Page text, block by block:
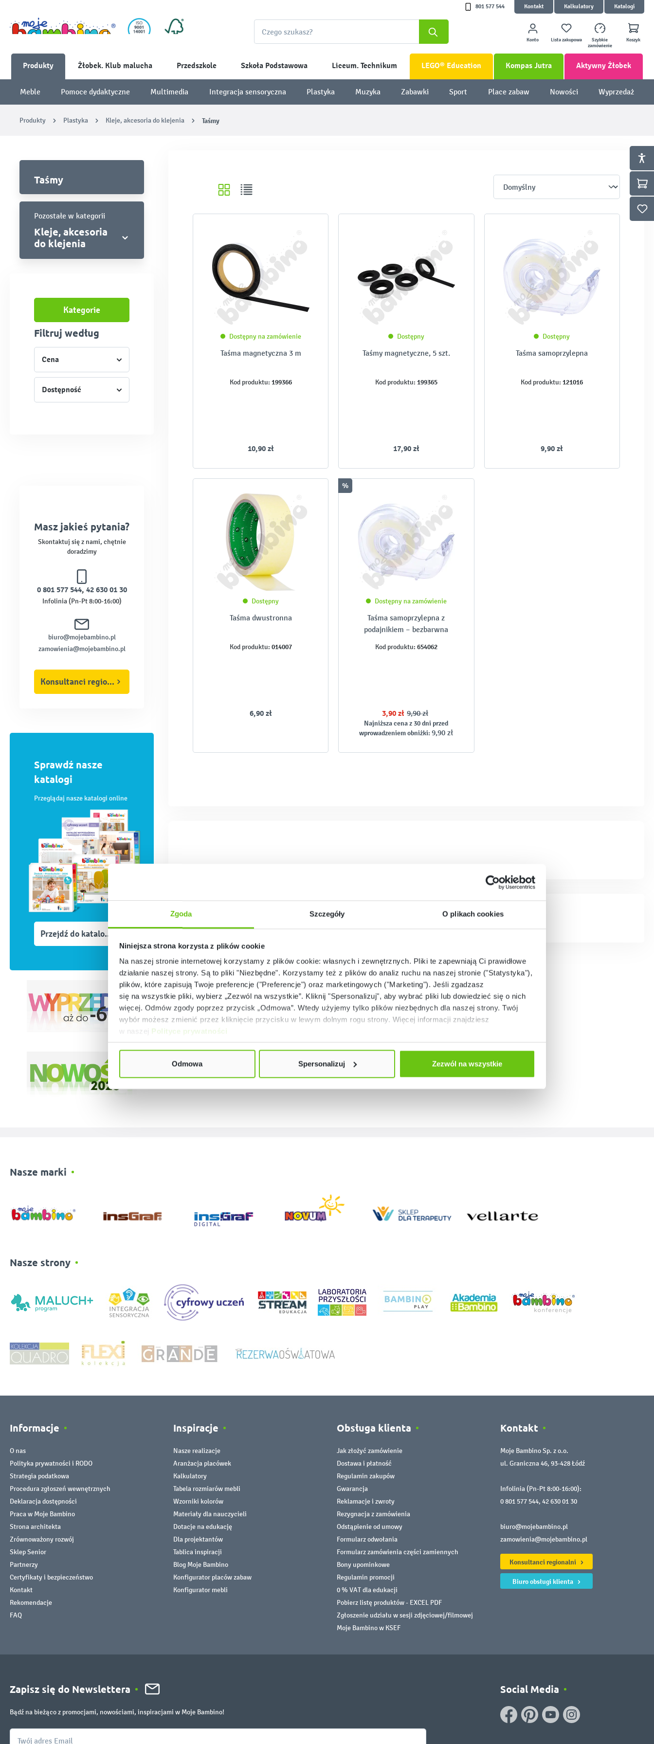
Zgoda Szczegóły O plikach cookies
Niniejsza strona korzysta z plików cookie
Na naszej stronie internetowej korzystamy z plików cookie: własnych i zewnętrznych. Pliki te zapewniają Ci prawidłowe
działanie naszej strony. Są to pliki "Niezbędne". Korzystamy też z plików do analiz ruchu na naszej stronie ("Statystyka"),
plików, które zapisują Twoje preferencje ("Preferencje") oraz marketingowych ("Marketing"). Jeśli zgadzasz
się na wszystkie pliki, wybierz „Zezwól na wszystkie”. Kliknij "Spersonalizuj", aby wybrać pliki lub dowiedzieć się o nich
więcej. Odmów zgody poprzez przycisk „Odmowa”. Wtedy użyjemy tylko plików niezbędnych dla naszej strony. Twój
wybór możesz zmienić przez kliknięcie przycisku w lewym dolnym rogu strony. Więcej informacji znajdziesz
w naszej Polityce prywatności
Odmowa Spersonalizuj Zezwól na wszystkie
801 577 544 Kontakt Kalkulatory Katalogi
Konto Lista zakupowa
Szybkie
zamówienie
Koszyk
Produkty Żłobek. Klub malucha Przedszkole Szkoła Podstawowa Liceum. Technikum LEGO® Education Kompas Jutra Aktywny Żłobek
Meble Pomoce dydaktyczne Multimedia Integracja sensoryczna Plastyka Muzyka Zabawki Sport Place zabaw Nowości Wyprzedaż
Produkty Plastyka Kleje, akcesoria do klejenia Taśmy
Taśmy
Pozostałe w kategorii
Kleje, akcesoria
do klejenia
Kategorie
Filtruj według
Cena
Dostępność
Masz jakieś pytania?
Skontaktuj się z nami, chętnie
doradzimy
0 801 577 544, 42 630 01 30
Infolinia (Pn-Pt 8:00-16:00)
biuro@mojebambino.pl
zamowienia@mojebambino.pl
Konsultanci regionalni
Sprawdź nasze
katalogi
Przeglądaj nasze katalogi online
Przejdź do katalogów
Dostępny na zamówienie
Taśma magnetyczna 3 m
Kod produktu: 199366
10,90 zł
Dostępny
Taśmy magnetyczne, 5 szt.
Kod produktu: 199365
17,90 zł
Dostępny
Taśma samoprzylepna
Kod produktu: 121016
9,90 zł
Dostępny
Taśma dwustronna
Kod produktu: 014007
6,90 zł
%
Dostępny na zamówienie
Taśma samoprzylepna z
podajnikiem – bezbarwna
Kod produktu: 654062
3,90 zł 9,90 zł
Najniższa cena z 30 dni przed
wprowadzeniem obniżki:9,90 zł
Nasze marki
Nasze strony
Informacje
O nas
Polityka prywatności i RODO
Strategia podatkowa
Procedura zgłoszeń wewnętrznych
Deklaracja dostępności
Praca w Moje Bambino
Strona architekta
Zrównoważony rozwój
Sklep Senior
Partnerzy
Certyfikaty i bezpieczeństwo
Kontakt
Rekomendacje
FAQ
Inspiracje
Nasze realizacje
Aranżacja placówek
Kalkulatory
Tabela rozmiarów mebli
Wzorniki kolorów
Materiały dla nauczycieli
Dotacje na edukację
Dla projektantów
Tablica inspiracji
Blog Moje Bambino
Konfigurator placów zabaw
Konfigurator mebli
Obsługa klienta
Jak złożyć zamówienie
Dostawa i płatność
Regulamin zakupów
Gwarancja
Reklamacje i zwroty
Rezygnacja z zamówienia
Odstąpienie od umowy
Formularz odwołania
Formularz zamówienia części zamiennych
Bony upominkowe
Regulamin promocji
0 % VAT dla edukacji
Pobierz listę produktów - EXCEL PDF
Zgłoszenie udziału w sesji zdjęciowej/filmowej
Moje Bambino w KSEF
Kontakt
Moje Bambino Sp. z o.o.
ul. Graniczna 46, 93-428 Łódź
Infolinia (Pn-Pt 8:00-16:00):
0 801 577 544, 42 630 01 30
biuro@mojebambino.pl
zamowienia@mojebambino.pl
Konsultanci regionalni
Biuro obsługi klienta
Zapisz się do Newslettera
Bądź na bieżąco z promocjami, nowościami, inspiracjami w Moje Bambino!
Social Media